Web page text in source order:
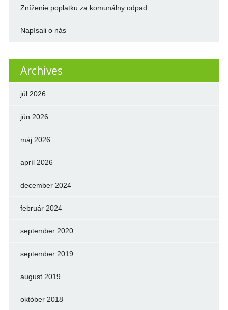
Zníženie poplatku za komunálny odpad
Napísali o nás
Archives
júl 2026
jún 2026
máj 2026
apríl 2026
december 2024
február 2024
september 2020
september 2019
august 2019
október 2018